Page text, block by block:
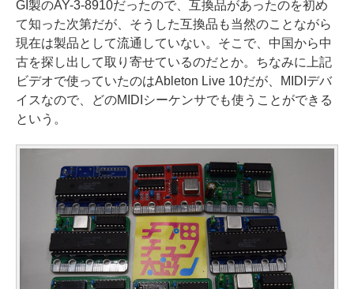
GI製のAY-3-8910だったので、互換品があったのを初め
て知った次第だが、そうした互換品も当然のことながら
現在は製品として流通していない。そこで、中国から中
古を探し出して取り寄せているのだとか。ちなみに上記
ビデオで使っていたのはAbleton Live 10だが、MIDIデバ
イスなので、どのMIDIシーケンサでも使うことができる
という。